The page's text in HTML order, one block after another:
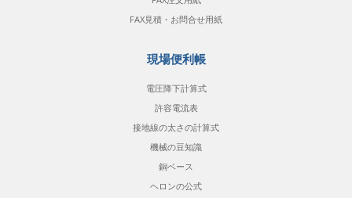
FAX見積・お問合せ用紙
現場便利帳
電圧降下計算式
許容電流表
接地線の太さの計算式
機械の豆知識
銅ベース
ヘロンの公式